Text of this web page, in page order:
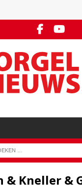
& Kneller &